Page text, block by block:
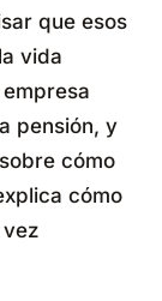
que esos
vida
pensión, y
cómo
cómo